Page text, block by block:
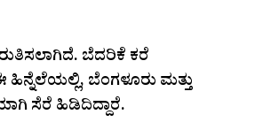
ಬೆದರಿಕೆ ಕರೆ
ಬೆಂಗಳೂರು ಮತ್ತು
ಸೆರೆ ಹಿಡಿದಿದ್ದಾರೆ.